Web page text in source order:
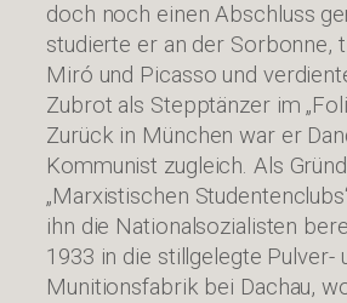
doch noch einen Abschluss
studierte er an der Sorbonne,
Miró und Picasso und
Zubrot als Stepptänzer im
Zurück in München war er
Kommunist zugleich. Als
„Marxistischen
ihn die Nationalsozialisten
1933 in die stillgelegte Pulver-
Munitionsfabrik bei Dachau,